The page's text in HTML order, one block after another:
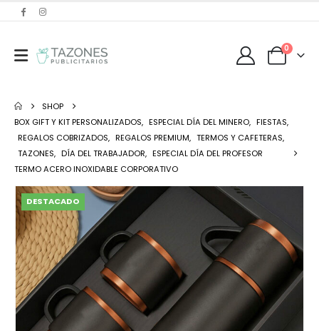
0
SHOP
BOX GIFT Y KIT PERSONALIZADOS, ESPECIAL DÍA DEL MINERO, FIESTAS,
REGALOS COBRIZADOS, REGALOS PREMIUM, TERMOS Y CAFETERAS,
TAZONES, DÍA DEL TRABAJADOR, ESPECIAL DÍA DEL PROFESOR
TERMO ACERO INOXIDABLE CORPORATIVO
DESTACADO